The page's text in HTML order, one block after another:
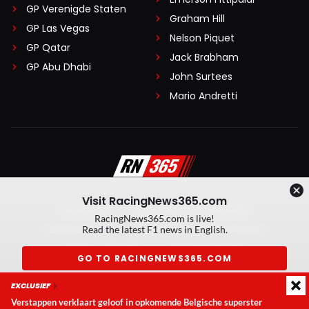
Hé, een meid mag dromen toch!
Louis_Magnetron
5 oktober 2025 14:44
Toto en Zak in en as zul je bedoelen. Ik hoop het.
Waar waren de Papaya Rules?
Gerrit Leemburg
5 oktober 2025 14:31
McLaren team radio: Lando, vanavond wil Oscar patat bij
GP Verenigde Staten
GP Las Vegas
GP Qatar
GP Abu Dhabi
Graham Hill
Nelson Piquet
Jack Brabham
John Surtees
Mario Andretti
Algemene voorwaarden
Privacy Policy
Created by On Your Marks
Privacy manager
Kansspeluitingen
Visit RacingNews365.com
RacingNews365.com is live!
Read the latest F1 news in English.
GO TO RACINGNEWS365.COM
EXCLUSIEF
Verstappen verklaart geloof in opkomende Belgische superster